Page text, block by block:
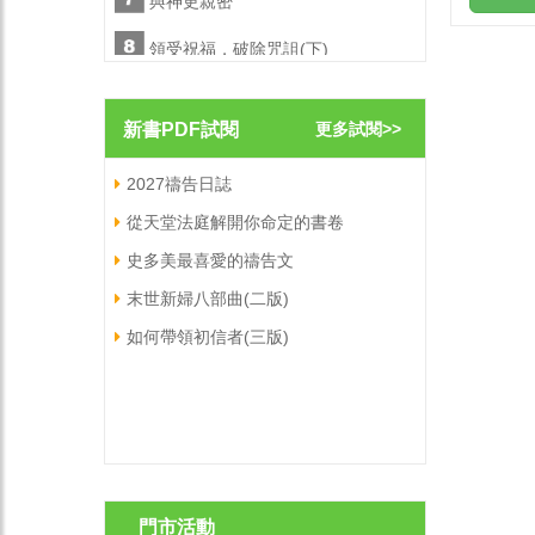
領受祝福，破除咒詛(下)
陪你走一會兒
職場屬靈爭戰禱告文
新書PDF試閱 更多試閱>>
2027禱告日誌
從天堂法庭解開你命定的書卷
史多美最喜愛的禱告文
末世新婦八部曲(二版)
如何帶領初信者(三版)
門市活動